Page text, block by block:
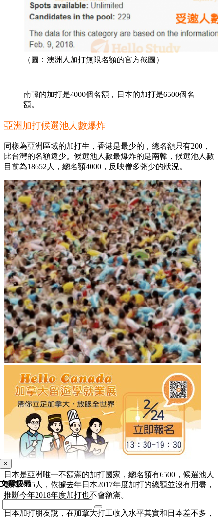
（圖：澳洲人加打無限名額的官方截圖）
南韓的加打是4000個名額，日本的加打是6500個名
額。
亞洲加打候選池人數爆炸
同樣為亞洲區域的加打生，香港是最少的，總名額只有200，
比台灣的名額還少。候選池人數最爆炸的是南韓，候選池人數
目前為18652人，總名額4000，反映僧多粥少的狀況。
日本是亞洲唯一不額滿的加打國家，總名額有6500，候選池人
數為2065人，依據去年日本2017年度加打的總額並沒有用盡，
推斷今年2018年度加打也不會額滿。
日本加打朋友說，在加拿大打工收入水平其實和日本差不多，
×
文章搜尋